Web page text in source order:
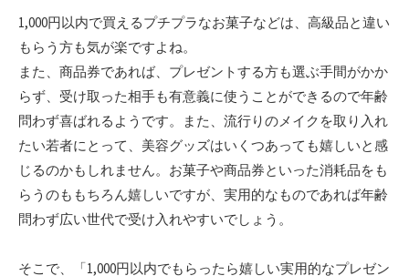
1,000円以内で買えるプチプラなお菓子などは、高級品と違い
もらう方も気が楽ですよね。
また、商品券であれば、プレゼントする方も選ぶ手間がかか
らず、受け取った相手も有意義に使うことができるので年齢
問わず喜ばれるようです。また、流行りのメイクを取り入れ
たい若者にとって、美容グッズはいくつあっても嬉しいと感
じるのかもしれません。お菓子や商品券といった消耗品をも
らうのももちろん嬉しいですが、実用的なものであれば年齢
問わず広い世代で受け入れやすいでしょう。
そこで、「1,000円以内でもらったら嬉しい実用的なプレゼン